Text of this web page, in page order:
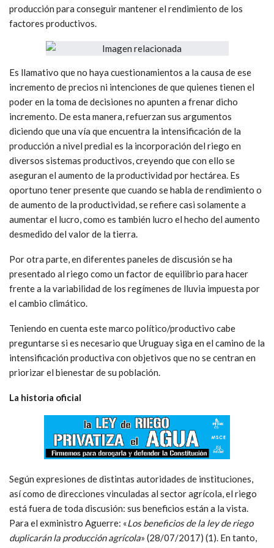
producción para conseguir mantener el rendimiento de los
factores productivos.
Es llamativo que no haya cuestionamientos a la causa de ese
incremento de precios ni intenciones de que quienes tienen el
poder en la toma de decisiones no apunten a frenar dicho
incremento. De esta manera, refuerzan sus argumentos
diciendo que una vía que encuentra la intensificación de la
producción a nivel predial es la incorporación del riego en
diversos sistemas productivos, creyendo que con ello se
aseguran el aumento de la productividad por hectárea. Es
oportuno tener presente que cuando se habla de rendimiento o
de aumento de la productividad, se refiere casi solamente a
aumentar el lucro, como es también lucro el hecho del aumento
desmedido del valor de la tierra.
Por otra parte, en diferentes paneles de discusión se ha
presentado al riego como un factor de equilibrio para hacer
frente a la variabilidad de los regímenes de lluvia impuesta por
el cambio climático.
Teniendo en cuenta este marco político/productivo cabe
preguntarse si es necesario que Uruguay siga en el camino de la
intensificación productiva con objetivos que no se centran en
priorizar el bienestar de su población.
La historia oficial
Según expresiones de distintas autoridades de instituciones,
así como de direcciones vinculadas al sector agrícola, el riego
está fuera de toda discusión: sus beneficios están a la vista.
Para el exministro Aguerre: «Los beneficios de la ley de riego
duplicarán la producción agrícola» (28/07/2017) (1). En tanto,